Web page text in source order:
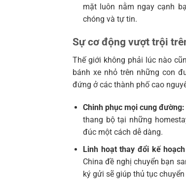
mặt luôn nằm ngay cạnh
chóng và tự tin.
Sự cơ động vượt trội
Thế giới không phải lúc nào
bánh xe nhỏ trên những con
đứng ở các thành phố cao
Chinh phục mọi cung đường:
thang bộ tại những
đúc một cách dễ dàng.
Linh hoạt thay đổi kế
China đề nghị chuyển bạn
ký gửi sẽ giúp thủ tục